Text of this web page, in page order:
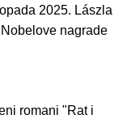
2025. Lászla
nagrade
romani "Rat i